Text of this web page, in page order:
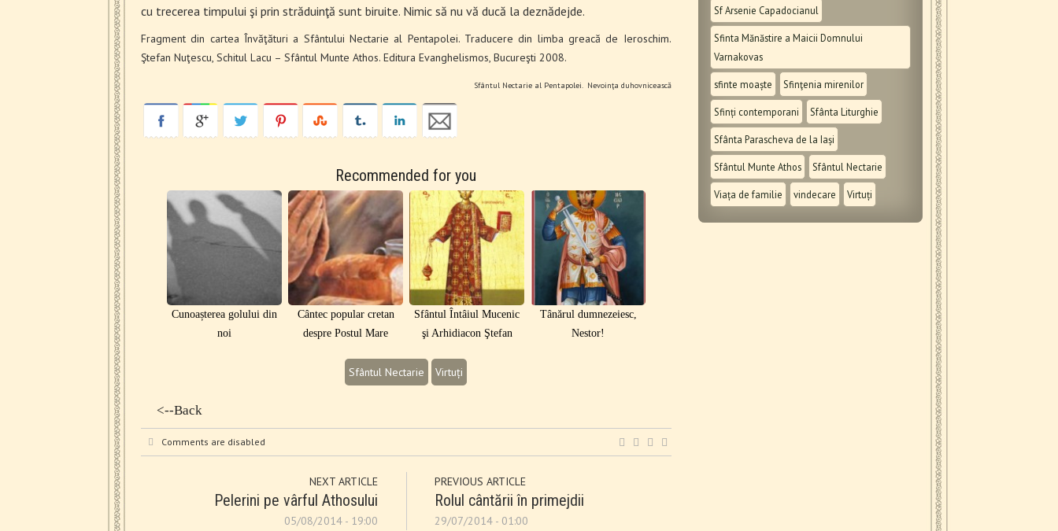
cu trecerea timpului şi prin străduinţă sunt biruite. Nimic să nu vă ducă la deznădejde.
Fragment din carteaÎnvăţături a Sfântului Nectarie al Pentapolei. Traducere din limba greacă de Ieroschim.
Ştefan Nuţescu, Schitul Lacu – Sfântul Munte Athos. Editura Evanghelismos, Bucureşti 2008.
Sfântul Nectarie al Pentapolei. Nevoinţa duhovnicească
Recommended for you
Cunoașterea golului din
noi
Cântec popular cretan
despre Postul Mare
Sfântul Întâiul Mucenic
şi Arhidiacon Ştefan
Tânărul dumnezeiesc,
Nestor!
Sfântul Nectarie Virtuți
<--Back
Comments are disabled
NEXT ARTICLE
Pelerini pe vârful Athosului
05/08/2014 - 19:00
PREVIOUS ARTICLE
Rolul cântării în primejdii
29/07/2014 - 01:00
Sf Arsenie Capadocianul
Sfinta Mănăstire a Maicii Domnului
Varnakovas
sfinte moaște Sfinţenia mirenilor
Sfinți contemporani Sfânta Liturghie
Sfânta Parascheva de la Iași
Sfântul Munte Athos Sfântul Nectarie
Viața de familie vindecare Virtuți